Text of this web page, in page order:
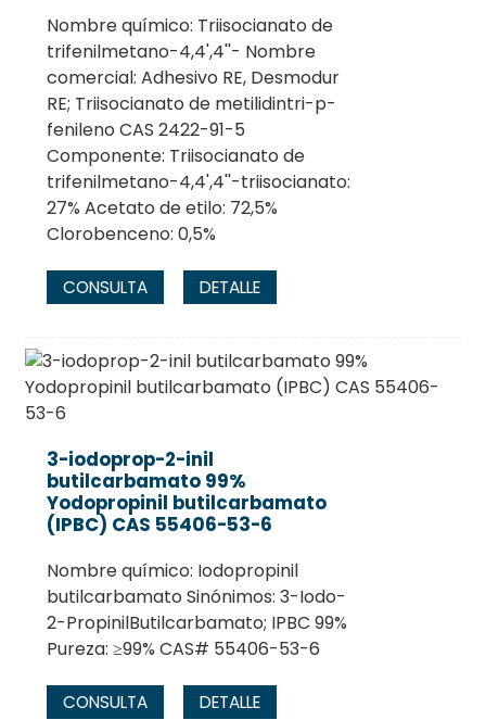
Nombre químico: Triisocianato de
trifenilmetano-4,4',4''- Nombre
comercial: Adhesivo RE, Desmodur
RE; Triisocianato de metilidintri-p-
fenileno CAS 2422-91-5
Componente: Triisocianato de
trifenilmetano-4,4',4''-triisocianato:
27% Acetato de etilo: 72,5%
Clorobenceno: 0,5%
CONSULTA DETALLE
3-iodoprop-2-inil
butilcarbamato 99%
Yodopropinil butilcarbamato
(IPBC) CAS 55406-53-6
Nombre químico: Iodopropinil
butilcarbamato Sinónimos: 3-Iodo-
2-PropinilButilcarbamato; IPBC 99%
Pureza: ≥99% CAS# 55406-53-6
CONSULTA DETALLE